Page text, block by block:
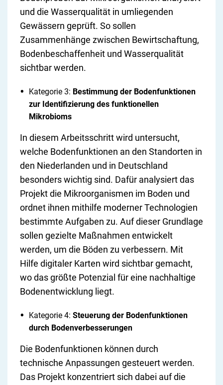
und die Wasserqualität in umliegenden
Gewässern geprüft. So sollen
Zusammenhänge zwischen Bewirtschaftung,
Bodenbeschaffenheit und Wasserqualität
sichtbar werden.
Kategorie 3: Bestimmung der Bodenfunktionen
zur Identifizierung des funktionellen
Mikrobioms
In diesem Arbeitsschritt wird untersucht,
welche Bodenfunktionen an den Standorten in
den Niederlanden und in Deutschland
besonders wichtig sind. Dafür analysiert das
Projekt die Mikroorganismen im Boden und
ordnet ihnen mithilfe moderner Technologien
bestimmte Aufgaben zu. Auf dieser Grundlage
sollen gezielte Maßnahmen entwickelt
werden, um die Böden zu verbessern. Mit
Hilfe digitaler Karten wird sichtbar gemacht,
wo das größte Potenzial für eine nachhaltige
Bodenentwicklung liegt.
Kategorie 4: Steuerung der Bodenfunktionen
durch Bodenverbesserungen
Die Bodenfunktionen können durch
technische Anpassungen gesteuert werden.
Das Projekt konzentriert sich dabei auf die